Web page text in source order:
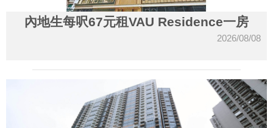
內地生每呎67元租VAU Residence一房
2026/08/08